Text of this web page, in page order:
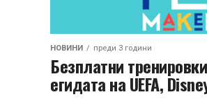
НОВИНИ преди 3 години
Безплатни
егидата на UEFA,